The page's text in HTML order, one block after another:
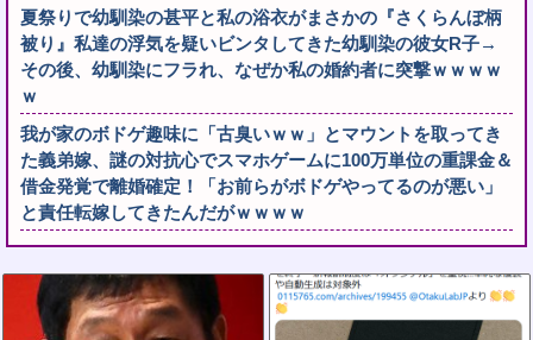
夏祭りで幼馴染の甚平と私の浴衣がまさかの『さくらんぼ柄
被り』私達の浮気を疑いビンタしてきた幼馴染の彼女R子→
その後、幼馴染にフラれ、なぜか私の婚約者に突撃ｗｗｗｗ
ｗ
我が家のボドゲ趣味に「古臭いｗｗ」とマウントを取ってき
た義弟嫁、謎の対抗心でスマホゲームに100万単位の重課金＆
借金発覚で離婚確定！「お前らがボドゲやってるのが悪い」
と責任転嫁してきたんだがｗｗｗｗ